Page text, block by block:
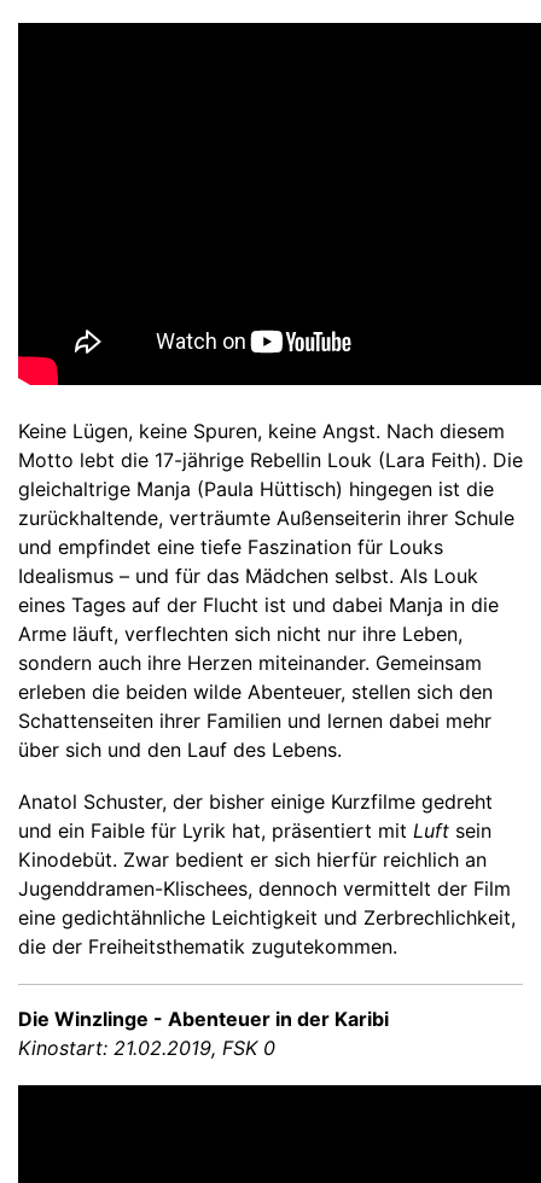
Keine Lügen, keine Spuren, keine Angst. Nach diesem
Motto lebt die 17-jährige Rebellin Louk (Lara Feith). Die
gleichaltrige Manja (Paula Hüttisch) hingegen ist die
zurückhaltende, verträumte Außenseiterin ihrer Schule
und empfindet eine tiefe Faszination für Louks
Idealismus – und für das Mädchen selbst. Als Louk
eines Tages auf der Flucht ist und dabei Manja in die
Arme läuft, verflechten sich nicht nur ihre Leben,
sondern auch ihre Herzen miteinander. Gemeinsam
erleben die beiden wilde Abenteuer, stellen sich den
Schattenseiten ihrer Familien und lernen dabei mehr
über sich und den Lauf des Lebens.
Anatol Schuster, der bisher einige Kurzfilme gedreht
und ein Faible für Lyrik hat, präsentiert mit Luft sein
Kinodebüt. Zwar bedient er sich hierfür reichlich an
Jugenddramen-Klischees, dennoch vermittelt der Film
eine gedichtähnliche Leichtigkeit und Zerbrechlichkeit,
die der Freiheitsthematik zugutekommen.
Die Winzlinge - Abenteuer in der Karibi
Kinostart: 21.02.2019, FSK 0